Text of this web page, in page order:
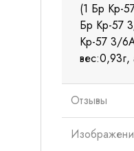
(1 Бр Кр-
Бр Кр-57
Кр-57 3/
вес:0,93г,
Отзывы